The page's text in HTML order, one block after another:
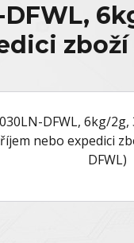
DFWL,